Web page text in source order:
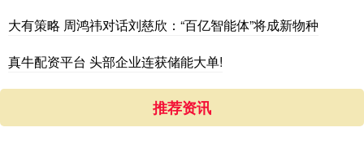
大有策略 周鸿祎对话刘慈欣：“百亿智能体”将成新物种
真牛配资平台 头部企业连获储能大单!
推荐资讯